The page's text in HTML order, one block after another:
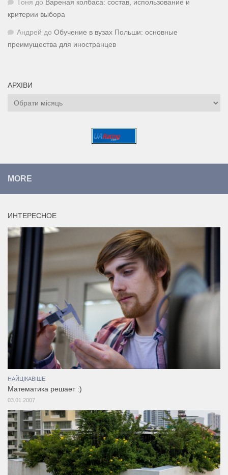
Тоня до Вареная колбаса: состав, использование и
критерии выбора
Андрей до Обучение в вузах Польши: основные
преимущества для иностранцев
АРХІВИ
Архіви
MORE
ИНТЕРЕСНОЕ
НАЙЦІКАВІШЕ
Математика решает :)
03.01.2007